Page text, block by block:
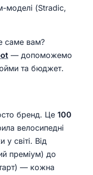
моделі (Stradic,
саме вам?
— допоможемо
та бюджет.
бренд. Це 100
велосипедні
у світі. Від
преміум) до
— кожна